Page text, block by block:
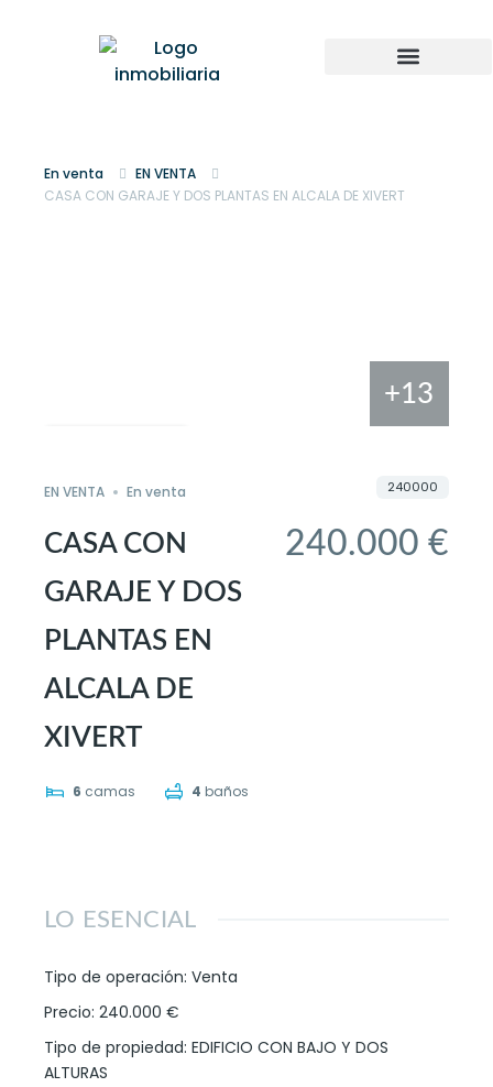
En venta
EN VENTA
CASA CON GARAJE Y DOS PLANTAS EN ALCALA DE XIVERT
+13
EN VENTA En venta
CASA CON
GARAJE Y DOS
PLANTAS EN
ALCALA DE
XIVERT
6 camas 4 baños
240.000 €
240000
LO ESENCIAL
Tipo de operación: Venta
Precio: 240.000 €
Tipo de propiedad: EDIFICIO CON BAJO Y DOS
ALTURAS